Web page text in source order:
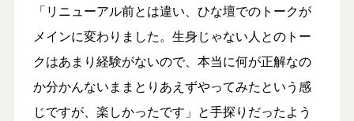
「リニューアル前とは違い、ひな壇でのトークが
メインに変わりました。生身じゃない人とのトー
クはあまり経験がないので、本当に何が正解なの
か分かんないままとりあえずやってみたという感
じですが、楽しかったです」と手探りだったよう